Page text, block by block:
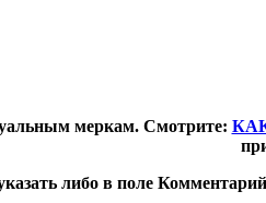
меркам. Смотрите:
либо в поле Комментарий